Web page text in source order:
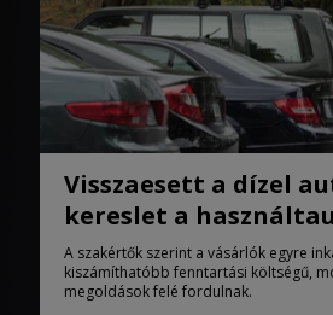
Visszaesett a dízel
kereslet a
A szakértők szerint a vásárlók egyre
kiszámíthatóbb fenntartási költségű,
megoldások felé fordulnak.